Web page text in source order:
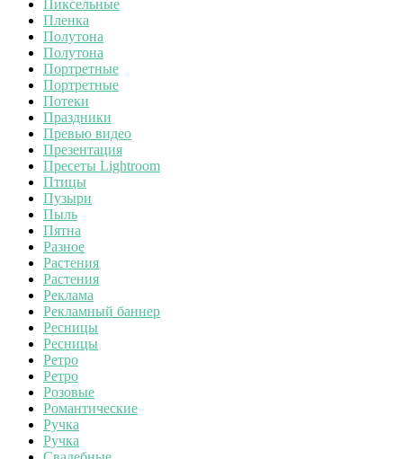
Пиксельные
Пленка
Полутона
Полутона
Портретные
Портретные
Потеки
Праздники
Превью видео
Презентация
Пресеты Lightroom
Птицы
Пузыри
Пыль
Пятна
Разное
Растения
Растения
Реклама
Рекламный баннер
Ресницы
Ресницы
Ретро
Ретро
Розовые
Романтические
Ручка
Ручка